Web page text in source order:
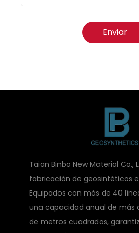
Enviar
Taian Binbo New Material Co.,
fabricación de geosintéticos
Equipados con más de 40
una capacidad anual de más
de metros cuadrados,